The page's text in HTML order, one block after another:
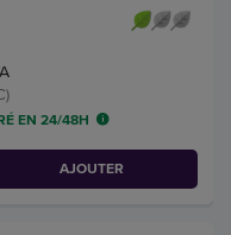
EN 24/48H
AJOUTER